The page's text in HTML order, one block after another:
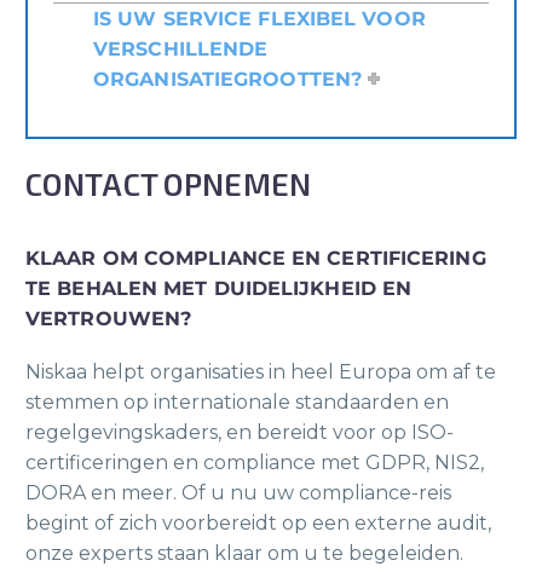
IS UW SERVICE FLEXIBEL VOOR
VERSCHILLENDE
ORGANISATIEGROOTTEN?
CONTACT OPNEMEN
KLAAR OM COMPLIANCE EN CERTIFICERING
TE BEHALEN MET DUIDELIJKHEID EN
VERTROUWEN?
Niskaa helpt organisaties in heel Europa om af te
stemmen op internationale standaarden en
regelgevingskaders, en bereidt voor op ISO-
certificeringen en compliance met GDPR, NIS2,
DORA en meer. Of u nu uw compliance-reis
begint of zich voorbereidt op een externe audit,
onze experts staan klaar om u te begeleiden.